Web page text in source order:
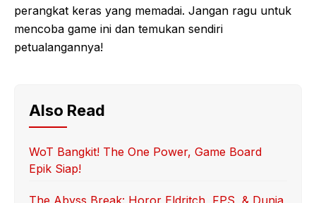
perangkat keras yang memadai. Jangan ragu untuk
mencoba game ini dan temukan sendiri
petualangannya!
Also Read
WoT Bangkit! The One Power, Game Board
Epik Siap!
The Abyss Break: Horor Eldritch, FPS, & Dunia